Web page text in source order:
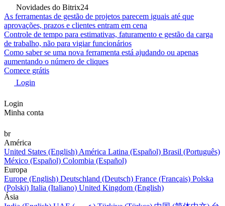
Novidades do Bitrix24
As ferramentas de gestão de projetos parecem iguais até que
aprovações, prazos e clientes entram em cena
Controle de tempo para estimativas, faturamento e gestão da carga
de trabalho, não para vigiar funcionários
Como saber se uma nova ferramenta está ajudando ou apenas
aumentando o número de cliques
Comece grátis
Login
Login
Minha conta
br
América
United States (English) América Latina (Español) Brasil (Português)
México (Español) Colombia (Español)
Europa
Europe (English) Deutschland (Deutsch) France (Français) Polska
(Polski) Italia (Italiano) United Kingdom (English)
Ásia